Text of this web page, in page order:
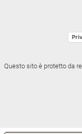
Questo sito è protetto da